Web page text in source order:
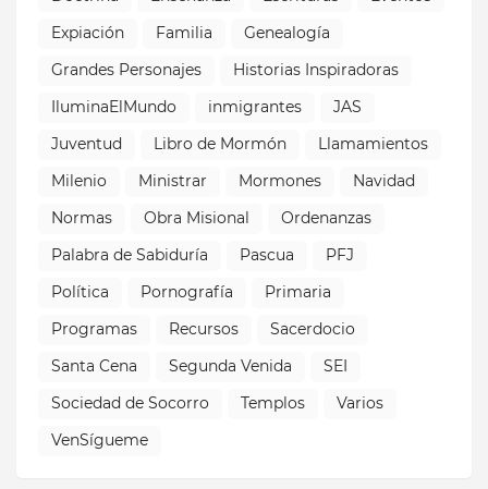
Expiación
Familia
Genealogía
Grandes Personajes
Historias Inspiradoras
IluminaElMundo
inmigrantes
JAS
Juventud
Libro de Mormón
Llamamientos
Milenio
Ministrar Mormones
Navidad
Normas
Obra Misional
Ordenanzas
Palabra de Sabiduría
Pascua
PFJ
Política
Pornografía
Primaria
Programas
Recursos
Sacerdocio
Santa Cena
Segunda Venida
SEI
Sociedad de Socorro
Templos
Varios
VenSígueme